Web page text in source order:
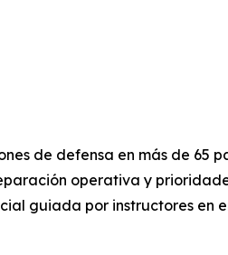
de defensa en más de 65
operativa y
guiada por instructores en